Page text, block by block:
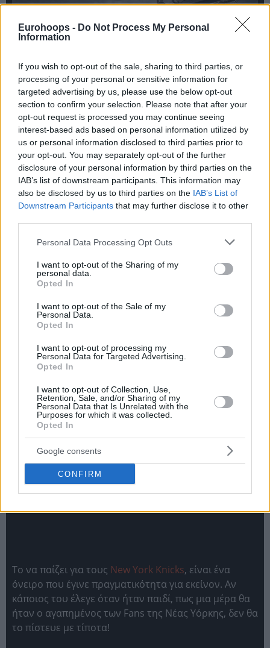
Eurohoops - Do Not Process My Personal
Information
If you wish to opt-out of the sale, sharing to third parties, or
processing of your personal or sensitive information for
targeted advertising by us, please use the below opt-out
section to confirm your selection. Please note that after your
opt-out request is processed you may continue seeing
interest-based ads based on personal information utilized by
us or personal information disclosed to third parties prior to
your opt-out. You may separately opt-out of the further
disclosure of your personal information by third parties on the
IAB’s list of downstream participants. This information may
also be disclosed by us to third parties on the IAB’s List of
Downstream Participants that may further disclose it to other
Please note that this website/app uses one or more Google
not limited to your visit or usage behaviour. You may click to
grant or deny consent to Google and its third-party tags to
use your data for below specified purposes in below Google
consent section.
Personal Data Processing Opt Outs
I want to opt-out of the Sharing of my
personal data.
Opted In
I want to opt-out of the Sale of my
Personal Data.
Opted In
I want to opt-out of processing my
Personal Data for Targeted Advertising.
Opted In
I want to opt-out of Collection, Use,
Retention, Sale, and/or Sharing of my
Personal Data that Is Unrelated with the
Purposes for which it was collected.
Opted In
Google consents
CONFIRM
Το να παίζει για τους New York Knicks, είναι ένα
όνειρο που έγινε πραγματικότητα για εκείνον. Αν
κάποιος του έλεγε όταν ήταν παιδί, πως μια μέρα θα
ήταν ο αγαπημένος των Fans της Νέας Υόρκης, δεν θα
το πίστευε με τίποτα!